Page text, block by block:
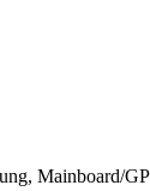
Mainboard/